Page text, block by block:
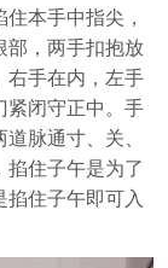
本手中指尖，
部，两手扣抱放
右手在内，左手
紧闭守正中。手
脉通寸、关、
住子午是为了
住子午即可入